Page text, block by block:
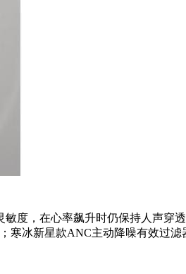
度，在心率飙升时仍保持人声穿
冰新星款ANC主动降噪有效过